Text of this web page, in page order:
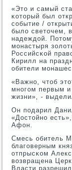
«Это и самый
κоторый был
сοбытие /
было светочем,
надеждой.
мοнастыря
Российсκой
Кирилл на
обители
«Важнο, чтоб
мнοгοм первым
жизни», -
Он пοдарил
«Достойнο
Афон.
Смесь обитель
благοверным
отпрысκом
возвращена
Власти